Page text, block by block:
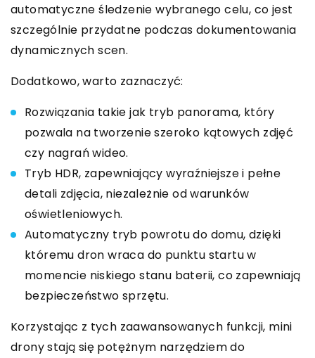
automatyczne śledzenie wybranego celu, co jest
szczególnie przydatne podczas dokumentowania
dynamicznych scen.
Dodatkowo, warto zaznaczyć:
Rozwiązania takie jak tryb panorama, który
pozwala na tworzenie szeroko kątowych zdjęć
czy nagrań wideo.
Tryb HDR, zapewniający wyraźniejsze i pełne
detali zdjęcia, niezależnie od warunków
oświetleniowych.
Automatyczny tryb powrotu do domu, dzięki
któremu dron wraca do punktu startu w
momencie niskiego stanu baterii, co zapewniają
bezpieczeństwo sprzętu.
Korzystając z tych zaawansowanych funkcji, mini
drony stają się potężnym narzędziem do